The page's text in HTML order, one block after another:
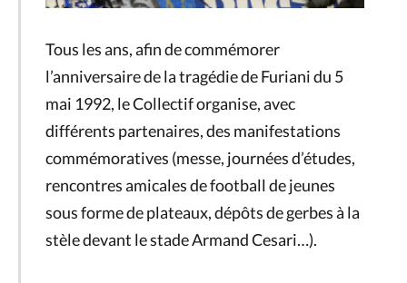
Tous les ans, afin de commémorer
l’anniversaire de la tragédie de Furiani du 5
mai 1992, le Collectif organise, avec
différents partenaires, des manifestations
commémoratives (messe, journées d’études,
rencontres amicales de football de jeunes
sous forme de plateaux, dépôts de gerbes à la
stèle devant le stade Armand Cesari…).